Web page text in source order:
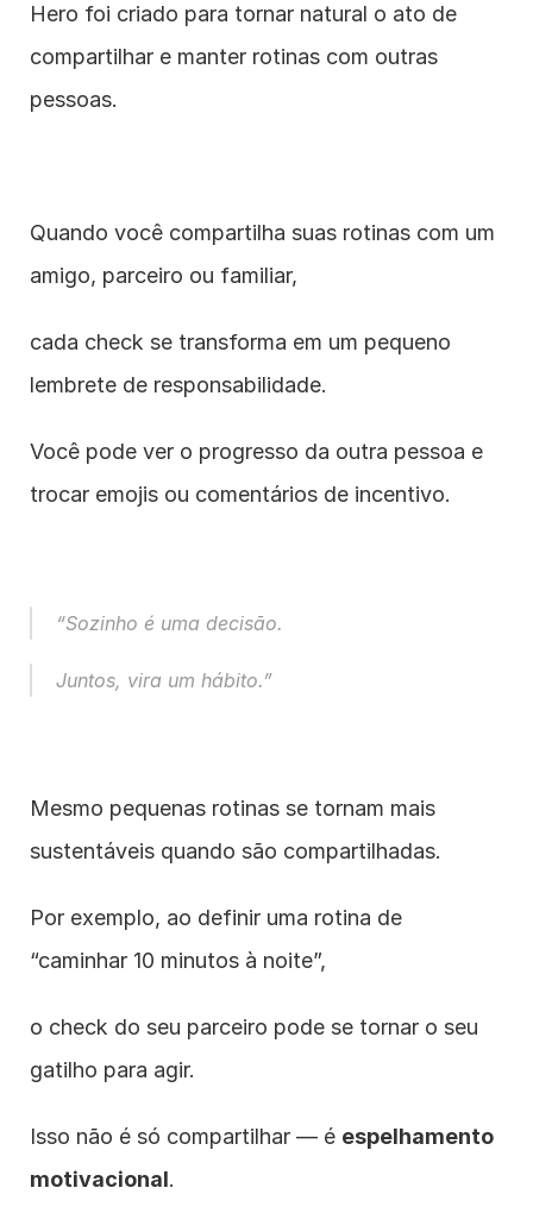
Hero foi criado para tornar natural o ato de
compartilhar e manter rotinas com outras
pessoas.
Quando você compartilha suas rotinas com um
amigo, parceiro ou familiar,
cada check se transforma em um pequeno
lembrete de responsabilidade.
Você pode ver o progresso da outra pessoa e
trocar emojis ou comentários de incentivo.
“Sozinho é uma decisão.
Juntos, vira um hábito.”
Mesmo pequenas rotinas se tornam mais
sustentáveis quando são compartilhadas.
Por exemplo, ao definir uma rotina de
“caminhar 10 minutos à noite”,
o check do seu parceiro pode se tornar o seu
gatilho para agir.
Isso não é só compartilhar — é espelhamento
motivacional.